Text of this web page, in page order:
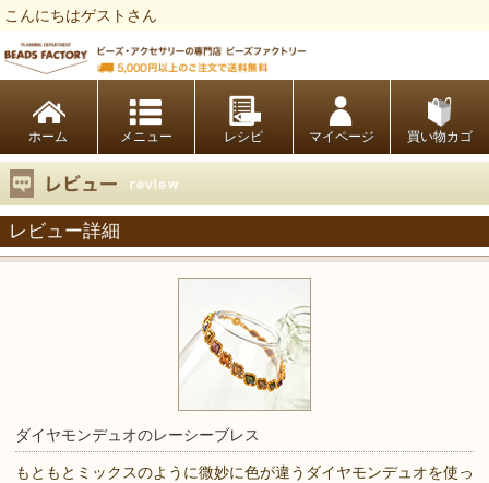
こんにちはゲストさん
ホーム レシピ マイページ 買い物カゴ
レビュー詳細
ダイヤモンデュオのレーシーブレス
もともとミックスのように微妙に色が違うダイヤモンデュオを使っ